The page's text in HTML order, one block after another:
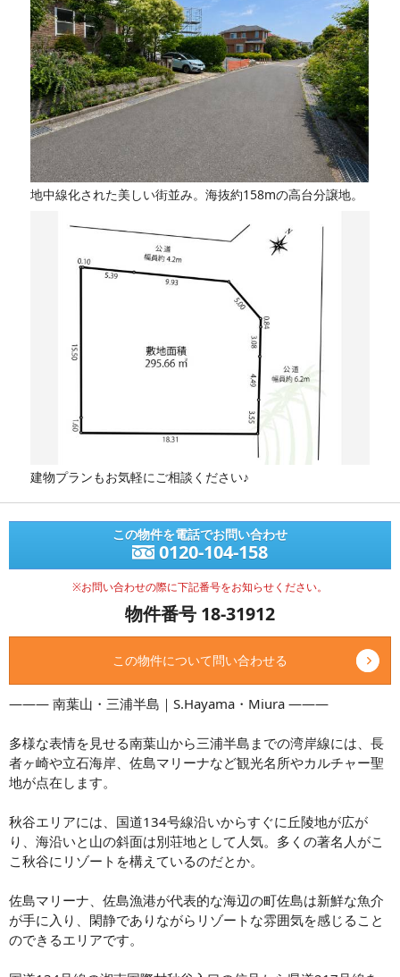
地中線化された美しい街並み。海抜約158mの高台分譲地。
建物プランもお気軽にご相談ください♪
この物件を電話でお問い合わせ
0120-104-158
※お問い合わせの際に下記番号をお知らせください。
物件番号 18-31912
この物件について問い合わせる
——— 南葉山・三浦半島｜S.Hayama・Miura ———
多様な表情を見せる南葉山から三浦半島までの湾岸線には、長
者ヶ崎や立石海岸、佐島マリーナなど観光名所やカルチャー聖
地が点在します。
秋谷エリアには、国道134号線沿いからすぐに丘陵地が広が
り、海沿いと山の斜面は別荘地として人気。多くの著名人がこ
こ秋谷にリゾートを構えているのだとか。
佐島マリーナ、佐島漁港が代表的な海辺の町佐島は新鮮な魚介
が手に入り、閑静でありながらリゾートな雰囲気を感じること
のできるエリアです。